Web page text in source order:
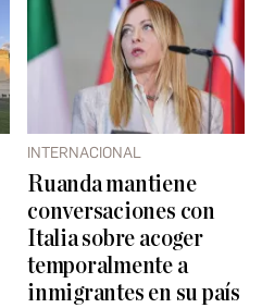
INTERNACIONAL
Ruanda mantiene
conversaciones con
Italia sobre acoger
temporalmente a
inmigrantes en su país